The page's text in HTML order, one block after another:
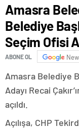
Amasra
Belediye
Seçim Ofisi
ABONE OL
Amasra Belediye
Adayı Recai
açıldı.
Açılışa, CHP